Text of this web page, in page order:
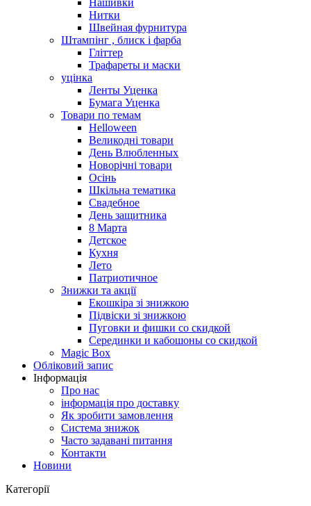
Нашивки
Нитки
Швейная фурнитура
Штампінг , блиск і фарба
Гліттер
Трафареты и маски
уцінка
Ленты Уценка
Бумага Уценка
Товари по темам
Helloween
Великодні товари
День Влюбленных
Новорічні товари
Осінь
Шкільна тематика
Свадебное
День защитника
8 Марта
Детское
Кухня
Лето
Патриотичное
Знижки та акції
Екошкіра зі знижкою
Підвіски зі знижкою
Пуговки и фишки со скидкой
Серединки и кабошоны со скидкой
Magic Box
Обліковий запис
Інформація
Про нас
інформація про доставку
Як зробити замовлення
Система знижок
Часто задавані питання
Контакти
Новини
Категорії